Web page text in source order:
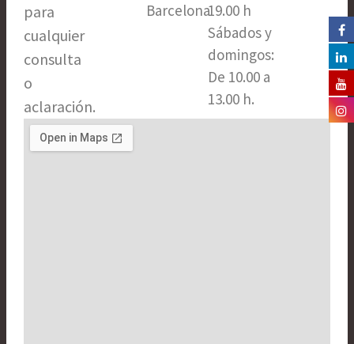
para
cualquier
consulta
o
aclaración.
Barcelona​19.00 h
Sábados y
domingos:
De 10.00 a
13.00 h.